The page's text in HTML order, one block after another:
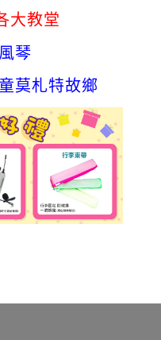
大教堂
琴
莫札特故鄉